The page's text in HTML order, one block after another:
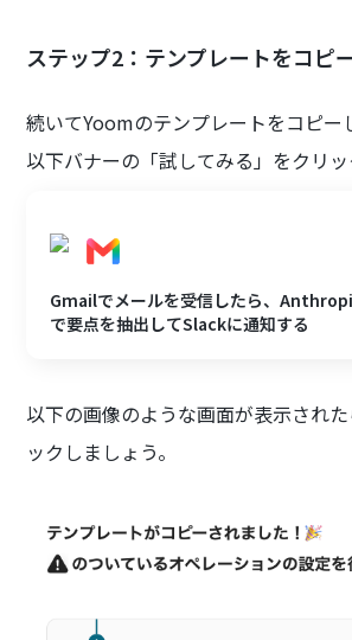
ステップ2：テンプレートをコピ
続いてYoomのテンプレートをコピー
以下バナーの「試してみる」をクリッ
Gmailでメールを受信したら、
で要点を抽出してSlackに通知する
以下の画像のような画面が表示され
ックしましょう。